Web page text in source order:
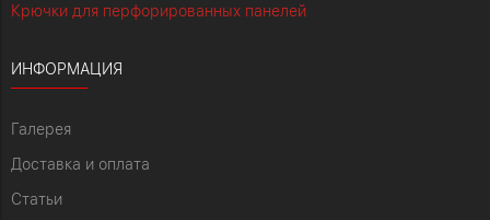
Крючки для перфорированных панелей
ИНФОРМАЦИЯ
Галерея
Доставка и оплата
Статьи